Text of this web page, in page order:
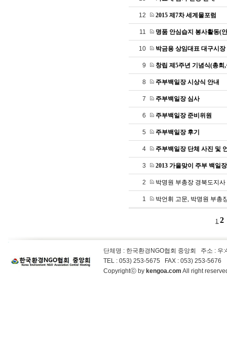
12 2015 제7차 세계물포럼
11 명품 안심습지 봉사활동(
10 박금용 상임대표 대구시
9 창립 제5주년 기념식(총회
8 주부백일장 시상식 안내
7 주부백일장 심사
6 주부백일장 준비위원
5 주부백일장 후기
4 주부백일장 단체 사진 및
3 2013 가을맞이 주부 백일장
2 박명원 부총장 경북도지
1 박언휘 고문, 박명원 부총
1 2
단체명 : 한국환경NGO협회 중앙회 주소 : 우
TEL : 053) 253-5675 FAX : 053) 253-5676
Copyrightⓒ by kengoa.com All right